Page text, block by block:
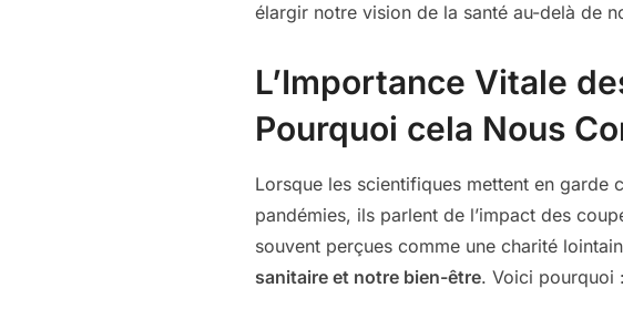
élargir notre vision de la santé au-delà de
L’Importance Vitale
Pourquoi cela Nous
Lorsque les scientifiques mettent en garde
pandémies, ils parlent de l’impact des
souvent perçues comme une charité
sanitaire et notre bien-être. Voici pourquoi :